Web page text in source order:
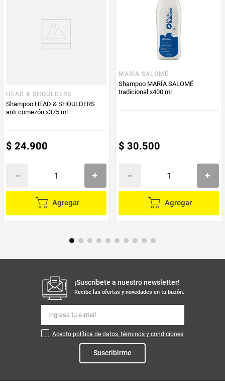
Producto (kg)
HEAD & SHOULDERS
Shampoo HEAD & SHOULDERS
anti comezón x375 ml
$ 24.900
Agregar
MARÍA SALOMÉ
Shampoo MARÍA SALOMÉ
tradicional x400 ml
$ 30.500
Agregar
¡Suscribete a nuestro newsletter!
Recibe las ofertas y novedades en tu buzón.
Acepto política de datos, términos y condiciones
Suscribirme